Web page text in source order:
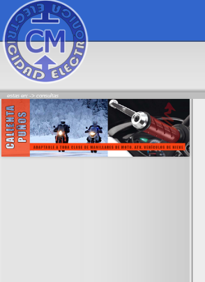
estas en: -> consultas